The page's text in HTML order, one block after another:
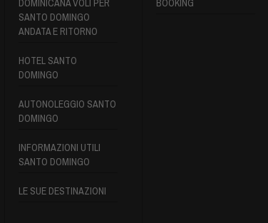
DOMINICANA VOLI PER
SANTO DOMINGO
ANDATA E RITORNO
HOTEL SANTO
DOMINGO
AUTONOLEGGIO SANTO
DOMINGO
INFORMAZIONI UTILI
SANTO DOMINGO
LE SUE DESTINAZIONI
BOOKING